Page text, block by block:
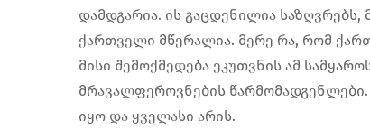
დამდგარია. ის გაცდენილია
ქართველი მწერალია. მერე რა, რომ
მისი შემოქმედება ეკუთვნის ამ
მრავალფეროვნების
იყო და ყველასი არის.